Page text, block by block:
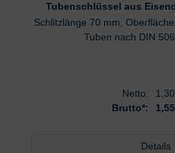
Tubenschlüssel aus
Schlitzlänge 70 mm,
Tuben nach DIN
Netto: 1,30
Brutto*:
Details